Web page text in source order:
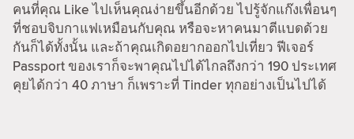
คนที่คุณ Like ไปเห็นคุณง่ายขึ้นอีกด้วย ไปรู้จักแก๊งเพื่อนๆ
ที่ชอบจิบกาแฟเหมือนกับคุณ หรือจะหาคนมาตีแบดด้วย
กันก็ได้ทั้งนั้น และถ้าคุณเกิดอยากออกไปเที่ยว ฟีเจอร์
Passport ของเราก็จะพาคุณไปได้ไกลถึงกว่า 190 ประเทศ
คุยได้กว่า 40 ภาษา ก็เพราะที่ Tinder ทุกอย่างเป็นไปได้